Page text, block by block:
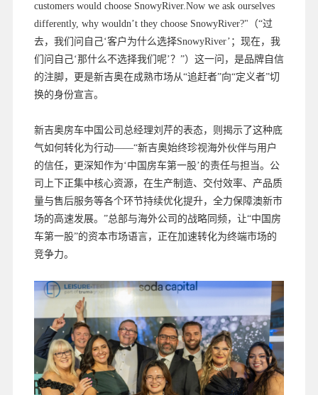
customers would choose SnowyRiver.Now we ask ourselves
differently, why wouldn’t they choose SnowyRiver?"（“过
去，我们问自己‘客户为什么选择SnowyRiver’；现在，我
们问自己‘那什么不选择我们呢’？”）这一问，是品牌自信
的注脚，更是新吉奥在成熟市场从“追赶者”向“定义者”切
换的身份宣言。
新吉奥房车中国公司总经理刘芹的表态，则揭示了这种底
气如何转化为行动——“新吉奥始终珍视海外伙伴与用户
的信任，更深知作为‘中国房车第一股’的责任与担当。公
司上下正集中核心资源，在生产制造、交付效率、产品质
量与售后服务等各个环节持续优化提升，全力保障澳新市
场的高速发展。”总部与海外公司的战略同频，让“中国房
车第一股”的资本市场语言，正在加速转化为终端市场的
竞争力。